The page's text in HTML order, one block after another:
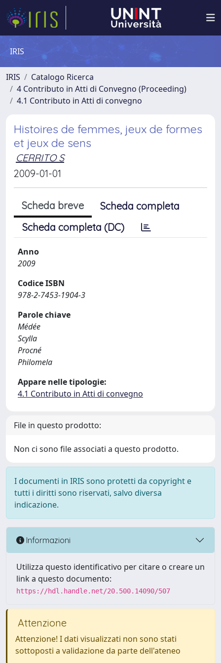
IRIS
IRIS
Catalogo Ricerca
4 Contributo in Atti di Convegno (Proceeding)
4.1 Contributo in Atti di convegno
Histoires de femmes, jeux de formes
et jeux de sens
CERRITO S
2009-01-01
Scheda breve
Scheda completa
Scheda completa (DC)
Anno
2009
Codice ISBN
978-2-7453-1904-3
Parole chiave
Médée
Scylla
Procné
Philomela
Appare nelle tipologie:
4.1 Contributo in Atti di convegno
File in questo prodotto:
Non ci sono file associati a questo prodotto.
I documenti in IRIS sono protetti da copyright e
tutti i diritti sono riservati, salvo diversa
indicazione.
Informazioni
Utilizza questo identificativo per citare o creare un
link a questo documento:
https://hdl.handle.net/20.500.14090/507
Attenzione
Attenzione! I dati visualizzati non sono stati
sottoposti a validazione da parte dell'ateneo